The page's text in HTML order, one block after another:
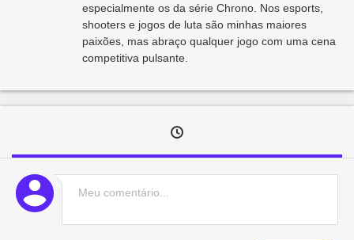
especialmente os da série Chrono. Nos esports,
shooters e jogos de luta são minhas maiores
paixões, mas abraço qualquer jogo com uma cena
competitiva pulsante.